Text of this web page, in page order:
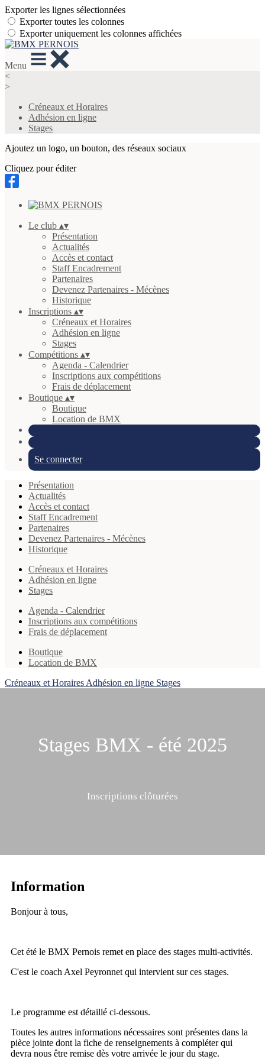
Exporter les lignes sélectionnées
Exporter toutes les colonnes
Exporter uniquement les colonnes affichées
Menu
<
>
Créneaux et Horaires
Adhésion en ligne
Stages
Ajoutez un logo, un bouton, des réseaux sociaux
Cliquez pour éditer
Le club ▴▾
Présentation
Actualités
Accès et contact
Staff Encadrement
Partenaires
Devenez Partenaires - Mécènes
Historique
Inscriptions ▴▾
Créneaux et Horaires
Adhésion en ligne
Stages
Compétitions ▴▾
Agenda - Calendrier
Inscriptions aux compétitions
Frais de déplacement
Boutique ▴▾
Boutique
Location de BMX
Se connecter
Présentation
Actualités
Accès et contact
Staff Encadrement
Partenaires
Devenez Partenaires - Mécènes
Historique
Créneaux et Horaires
Adhésion en ligne
Stages
Agenda - Calendrier
Inscriptions aux compétitions
Frais de déplacement
Boutique
Location de BMX
Créneaux et Horaires Adhésion en ligne Stages
Stages BMX - été 2025
Inscriptions clôturées
Information
Bonjour à tous,
Cet été le BMX Pernois remet en place des stages multi-activités.
C'est le coach Axel Peyronnet qui intervient sur ces stages.
Le programme est détaillé ci-dessous.
Toutes les autres informations nécessaires sont présentes dans la
pièce jointe dont la fiche de renseignements à compléter qui
devra nous être remise dès votre arrivée le jour du stage.